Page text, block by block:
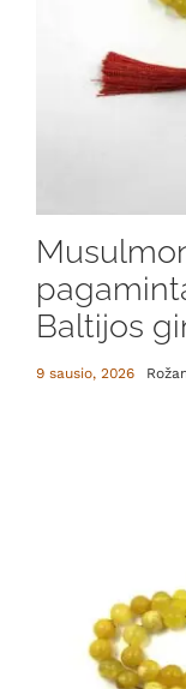
Baltijos
9 sausio, 2026